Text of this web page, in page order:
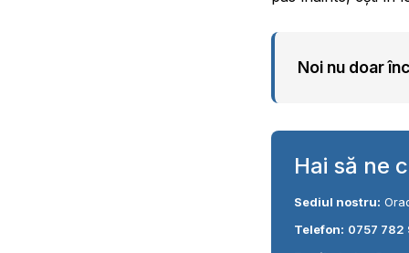
Noi nu doar
Hai să ne
Sediul nostru:
Telefon: 0757 782